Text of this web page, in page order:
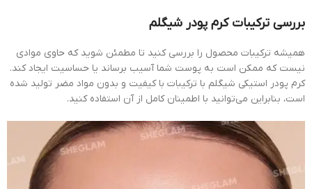
بررسی ترکیبات کرم پودر شیگلم
همیشه ترکیبات محصول را بررسی کنید تا مطمئن شوید که حاوی موادی
نیست که ممکن است به پوست شما آسیب برساند یا حساسیت ایجاد کند.
کرم پودر استیکی شیگلم با ترکیبات با کیفیت و بدون مواد مضر تولید شده
است، بنابراین می‌توانید با اطمینان کامل از آن استفاده کنید.